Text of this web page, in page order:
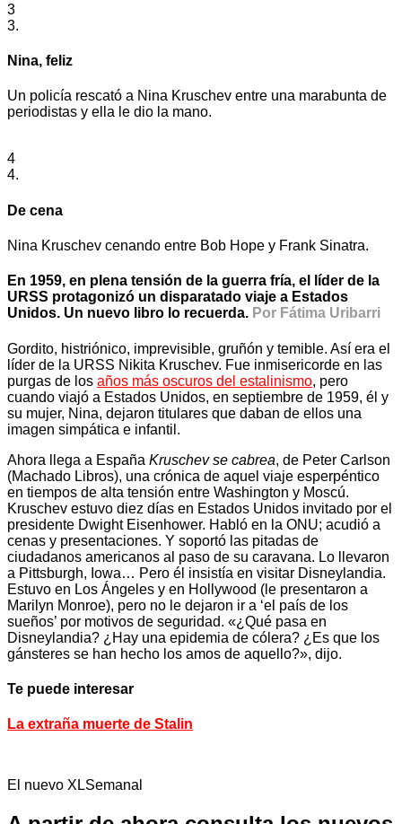
3
3.
Nina, feliz
Un policía rescató a Nina Kruschev entre una marabunta de
periodistas y ella le dio la mano.
4
4.
De cena
Nina Kruschev cenando entre Bob Hope y Frank Sinatra.
En 1959, en plena tensión de la guerra fría, el
líder de la
URSS protagonizó un disparatado viaje a Estados
Unidos. Un nuevo libro lo recuerda. Por Fátima Uribarri
Gordito, histriónico, imprevisible, gruñón y temible. Así era el
líder de la URSS Nikita Kruschev. Fue inmisericorde en las
purgas de los años más oscuros del estalinismo, pero
cuando viajó a Estados Unidos, en septiembre de 1959, él y
su mujer, Nina, dejaron titulares que daban de ellos una
imagen simpática e infantil.
Ahora llega a España Kruschev se cabrea, de Peter Carlson
(Machado Libros), una crónica de aquel viaje esperpéntico
en tiempos de alta tensión entre Washington y Moscú.
Kruschev estuvo diez días en Estados Unidos invitado por el
presidente Dwight Eisenhower. Habló en la ONU; acudió a
cenas y presentaciones. Y soportó las pitadas de
ciudadanos americanos al paso de su caravana. Lo llevaron
a Pittsburgh, Iowa… Pero él insistía en visitar Disneylandia.
Estuvo en Los Ángeles y en Hollywood (le presentaron a
Marilyn Monroe), pero no le dejaron ir a ‘el país de los
sueños’ por motivos de seguridad. «¿Qué pasa en
Disneylandia? ¿Hay una epidemia de cólera? ¿Es que los
gánsteres se han hecho los amos de aquello?», dijo.
Te puede interesar
La extraña muerte de Stalin
El nuevo XLSemanal